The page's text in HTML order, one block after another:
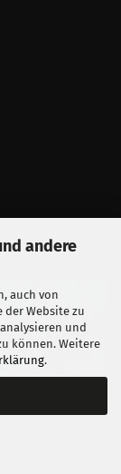
andere
auch von
Website zu
und
können. Weitere
.